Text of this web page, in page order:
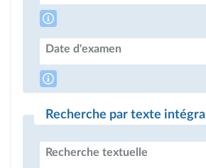
Date d'examen
Recherche par texte intégral
Recherche textuelle